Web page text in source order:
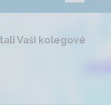
Vaši kolegové